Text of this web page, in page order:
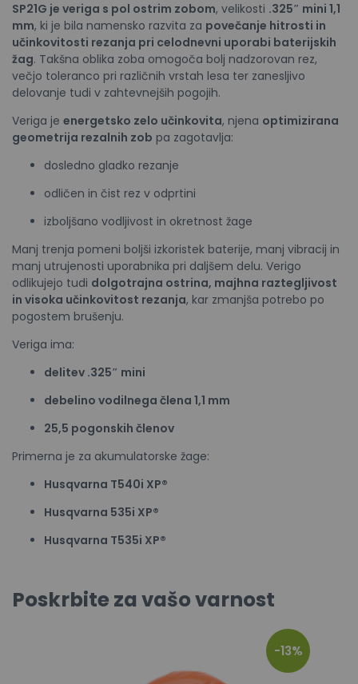
SP21G je veriga s pol ostrim zobom, velikosti .325″ mini 1,1
mm, ki je bila namensko razvita za povečanje hitrosti in
učinkovitosti rezanja pri celodnevni uporabi baterijskih
žag. Takšna oblika zoba omogoča bolj nadzorovan rez,
večjo toleranco pri različnih vrstah lesa ter zanesljivo
delovanje tudi v zahtevnejših pogojih.
Veriga je energetsko zelo učinkovita, njena optimizirana
geometrija rezalnih zob pa zagotavlja:
dosledno gladko rezanje
odličen in čist rez v odprtini
izboljšano vodljivost in okretnost žage
Manj trenja pomeni boljši izkoristek baterije, manj vibracij in
manj utrujenosti uporabnika pri daljšem delu. Verigo
odlikujejo tudi dolgotrajna ostrina, majhna raztegljivost
in visoka učinkovitost rezanja, kar zmanjša potrebo po
pogostem brušenju.
Veriga ima:
delitev .325″ mini
debelino vodilnega člena 1,1 mm
25,5 pogonskih členov
Primerna je za akumulatorske žage:
Husqvarna T540i XP®
Husqvarna 535i XP®
Husqvarna T535i XP®
Poskrbite za vašo varnost
-13%